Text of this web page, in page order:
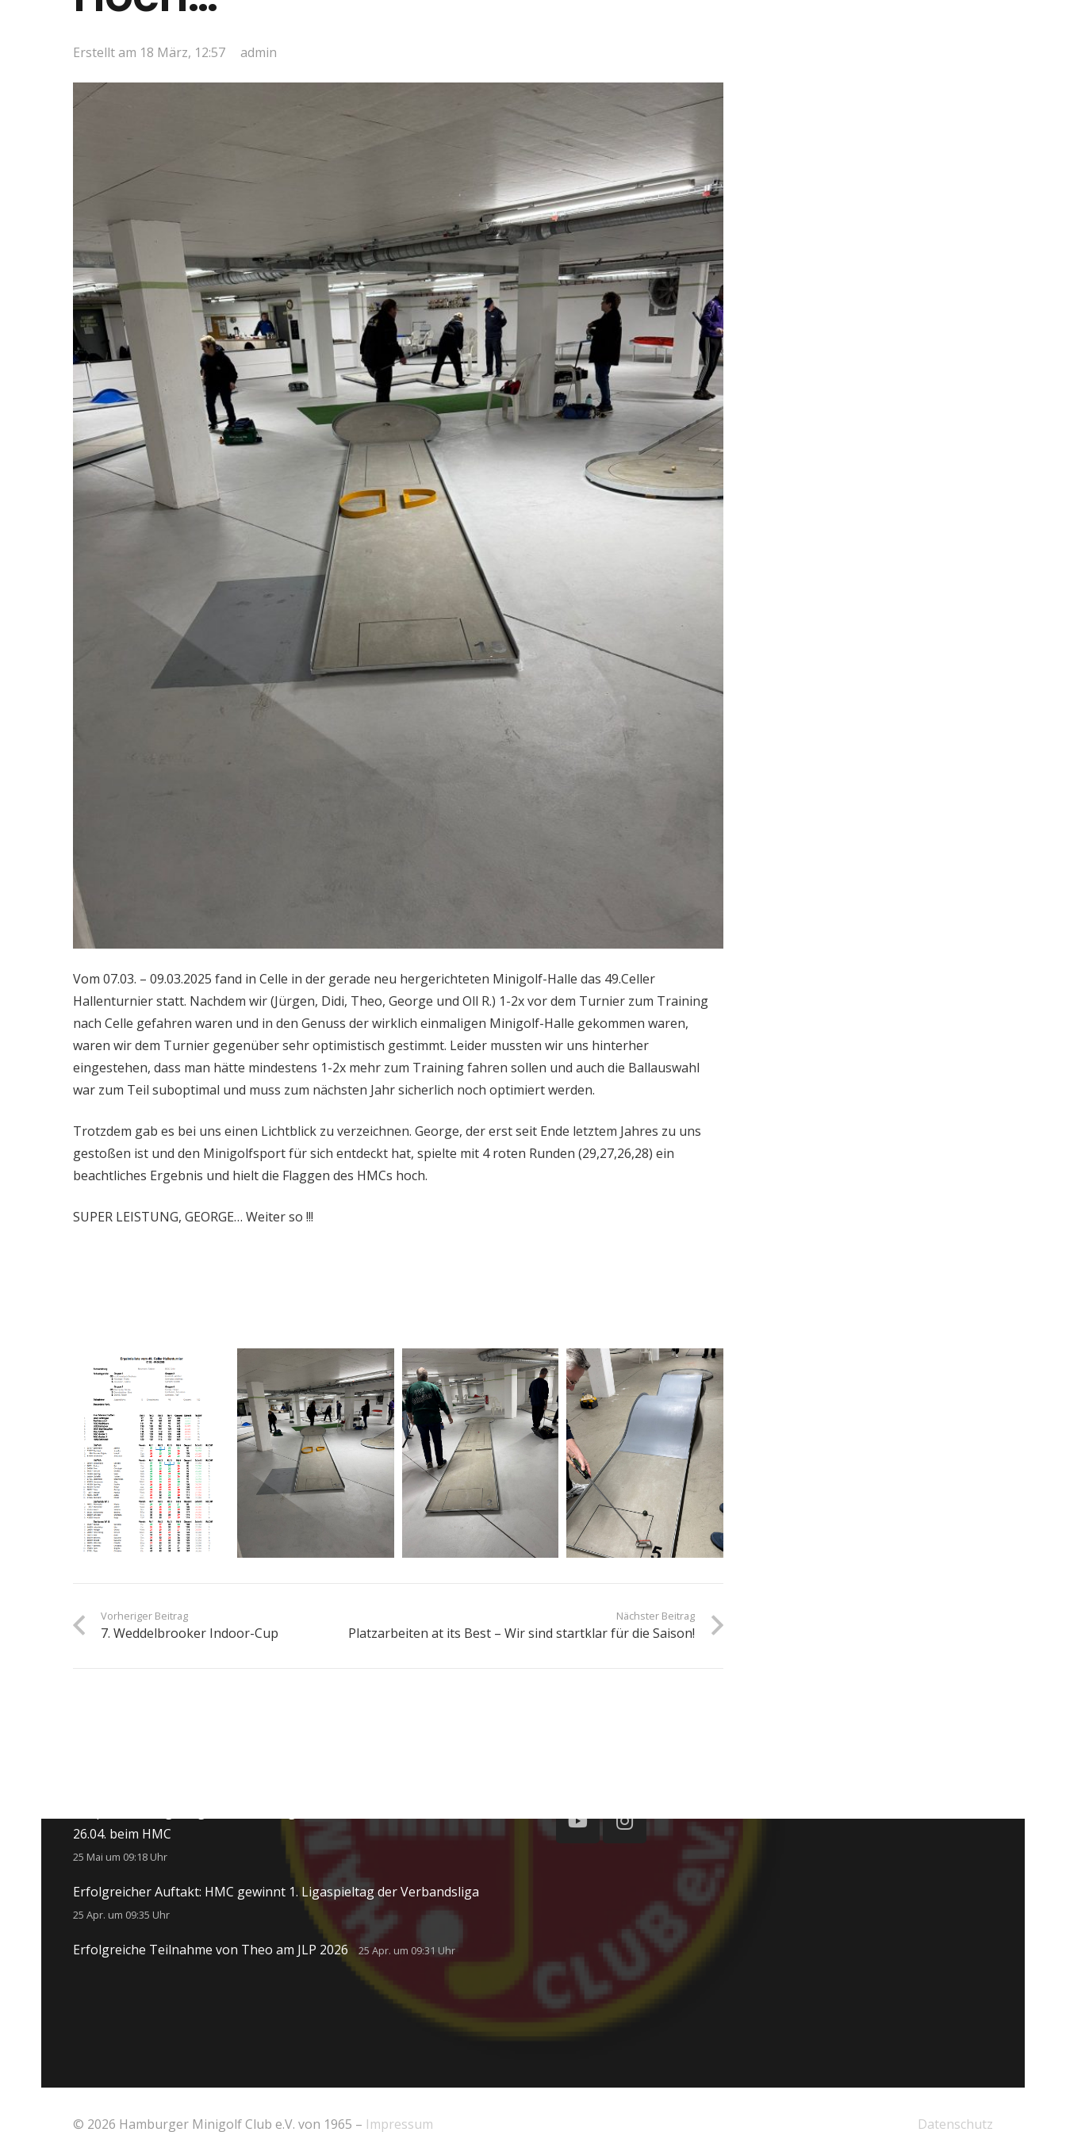
Erstellt am 18 März, 12:57 admin
Vom 07.03. – 09.03.2025 fand in Celle in der gerade neu hergerichteten Minigolf-Halle das 49.Celler
Hallenturnier statt. Nachdem wir (Jürgen, Didi, Theo, George und Oll R.) 1-2x vor dem Turnier zum Training
nach Celle gefahren waren und in den Genuss der wirklich einmaligen Minigolf-Halle gekommen waren,
waren wir dem Turnier gegenüber sehr optimistisch gestimmt. Leider mussten wir uns hinterher
eingestehen, dass man hätte mindestens 1-2x mehr zum Training fahren sollen und auch die Ballauswahl
war zum Teil suboptimal und muss zum nächsten Jahr sicherlich noch optimiert werden.
Trotzdem gab es bei uns einen Lichtblick zu verzeichnen. George, der erst seit Ende letztem Jahres zu uns
gestoßen ist und den Minigolfsport für sich entdeckt hat, spielte mit 4 roten Runden (29,27,26,28) ein
beachtliches Ergebnis und hielt die Flaggen des HMCs hoch.
SUPER LEISTUNG, GEORGE… Weiter so !!!
Vorheriger Beitrag
7. Weddelbrooker Indoor-Cup
Nächster Beitrag
Platzarbeiten at its Best – Wir sind startklar für die Saison!
26.04. beim HMC
25 Mai um 09:18 Uhr
Erfolgreicher Auftakt: HMC gewinnt 1. Ligaspieltag der Verbandsliga
25 Apr. um 09:35 Uhr
Erfolgreiche Teilnahme von Theo am JLP 2026 25 Apr. um 09:31 Uhr
© 2026 Hamburger Minigolf Club e.V. von 1965 – Impressum Datenschutz